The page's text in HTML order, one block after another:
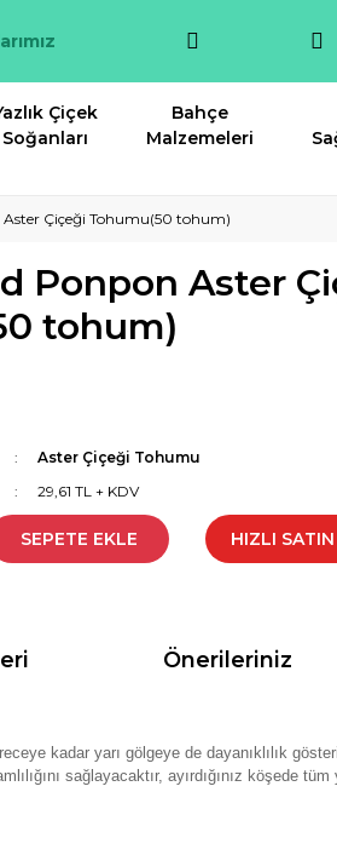
Çiçek
Soğanları
Bahçe
Malzemeleri
Aster Çiçeği Tohumu(50 tohum)
Ponpon Aster
tohum)
Aster Çiçeği Tohumu
29,61 TL + KDV
SEPETE EKLE HIZLI
Önerileriniz
kadar yarı gölgeye de dayanıklılık
sağlayacaktır, ayırdığınız köşede